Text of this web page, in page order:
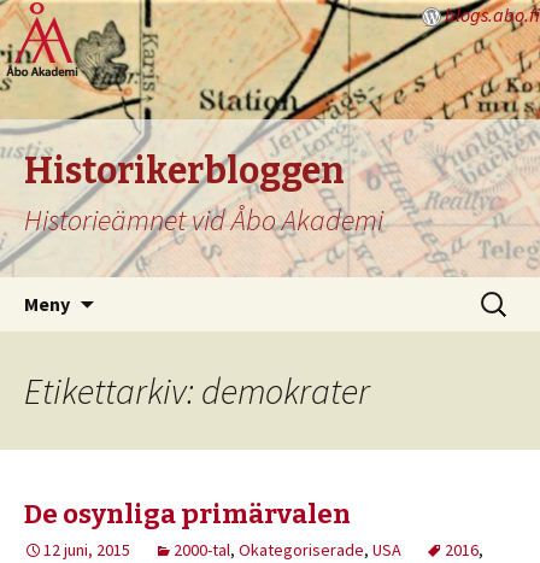
blogs.abo.fi
Historikerbloggen
Historieämnet vid Åbo Akademi
Meny
Sök
efter:
Etikettarkiv: demokrater
De osynliga primärvalen
12 juni, 2015 2000-tal, Okategoriserade, USA 2016,